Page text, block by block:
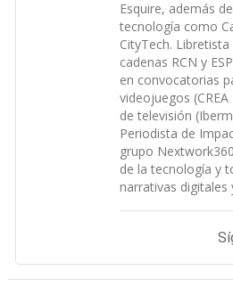
Esquire, además
tecnología como
CityTech.
cadenas RCN y
en convocatorias
videojuegos
de televisión
Periodista de
grupo
de la tecnología y
narrativas digitales